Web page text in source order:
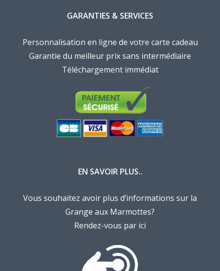
GARANTIES & SERVICES
Personnalisation en ligne de votre carte cadeau
Garantie du meilleur prix sans intermédiaire
Téléchargement immédiat
EN SAVOIR PLUS..
Vous souhaitez avoir plus d’informations sur la
Grange aux Marmottes?
Rendez-vous par ici